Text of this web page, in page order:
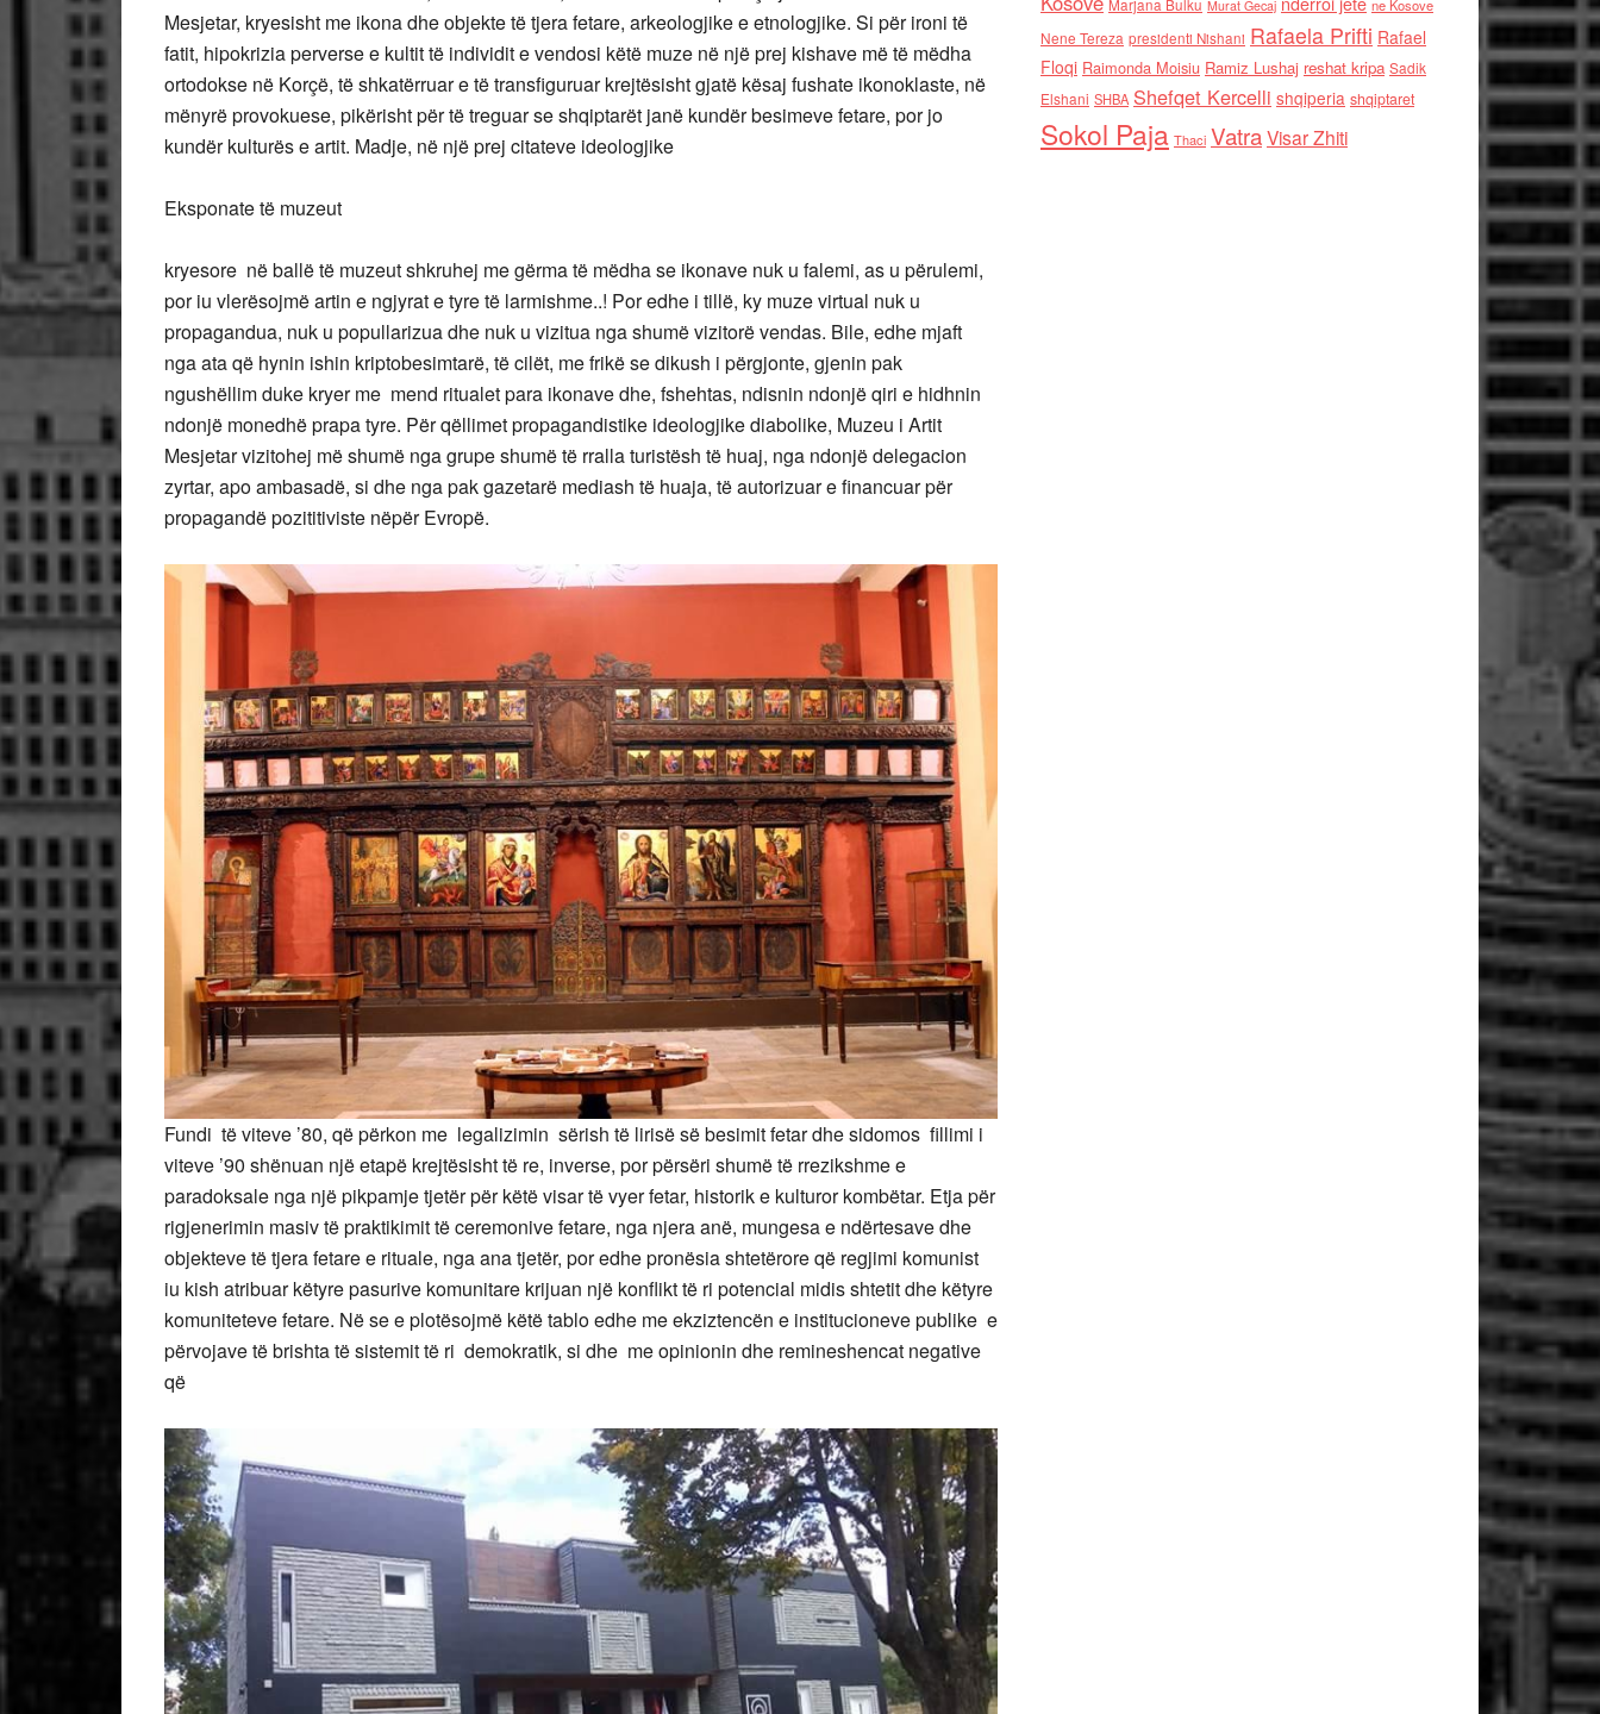
Mesjetar, kryesisht me ikona dhe objekte të tjera fetare, arkeologjike e etnologjike. Si për ironi të
fatit, hipokrizia perverse e kultit të individit e vendosi këtë muze në një prej kishave më të mëdha
ortodokse në Korçë, të shkatërruar e të transfiguruar krejtësisht gjatë kësaj fushate ikonoklaste, në
mënyrë provokuese, pikërisht për të treguar se shqiptarët janë kundër besimeve fetare, por jo
kundër kulturës e artit. Madje, në një prej citateve ideologjike
Eksponate të muzeut
kryesore në ballë të muzeut shkruhej me gërma të mëdha se ikonave nuk u falemi, as u përulemi,
por iu vlerësojmë artin e ngjyrat e tyre të larmishme..! Por edhe i tillë, ky muze virtual nuk u
propagandua, nuk u popullarizua dhe nuk u vizitua nga shumë vizitorë vendas. Bile, edhe mjaft
nga ata që hynin ishin kriptobesimtarë, të cilët, me frikë se dikush i përgjonte, gjenin pak
ngushëllim duke kryer me mend ritualet para ikonave dhe, fshehtas, ndisnin ndonjë qiri e hidhnin
ndonjë monedhë prapa tyre. Për qëllimet propagandistike ideologjike diabolike, Muzeu i Artit
Mesjetar vizitohej më shumë nga grupe shumë të rralla turistësh të huaj, nga ndonjë delegacion
zyrtar, apo ambasadë, si dhe nga pak gazetarë mediash të huaja, të autorizuar e financuar për
propagandë pozititiviste nëpër Evropë.
Fundi të viteve ’80, që përkon me legalizimin sërish të lirisë së besimit fetar dhe sidomos fillimi i
viteve ’90 shënuan një etapë krejtësisht të re, inverse, por përsëri shumë të rrezikshme e
paradoksale nga një pikpamje tjetër për këtë visar të vyer fetar, historik e kulturor kombëtar. Etja për
rigjenerimin masiv të praktikimit të ceremonive fetare, nga njera anë, mungesa e ndërtesave dhe
objekteve të tjera fetare e rituale, nga ana tjetër, por edhe pronësia shtetërore që regjimi komunist
iu kish atribuar këtyre pasurive komunitare krijuan një konflikt të ri potencial midis shtetit dhe këtyre
komuniteteve fetare. Në se e plotësojmë këtë tablo edhe me ekziztencën e institucioneve publike e
përvojave të brishta të sistemit të ri demokratik, si dhe me opinionin dhe remineshencat negative
që
Marjana Bulku Murat Gecaj ne Kosove
Nene Tereza presidenti Nishani Rafaela Prifti Rafael
Floqi Raimonda Moisiu Ramiz Lushaj reshat kripa Sadik
Elshani SHBA Shefqet Kercelli shqiperia shqiptaret
Sokol Paja Thaci VatraVisar Zhiti